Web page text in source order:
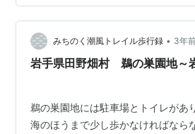
車を停め、怯えた様子で私に話しか
は初めて知ったのだが、鵜の巣断崖
く、一人でそこに向かおうとした私
う人」だと思われたらしい。トレイ
みちのく潮風トレイル歩行録 • 3年
岩手県田野畑村 鵜の巣園地～
鵜の巣園地には駐車場とトイレがあ
海のほうまで少し歩かなければなら